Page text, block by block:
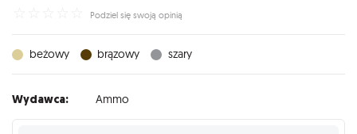
Podziel się swoją opinią
beżowy brązowy szary
Wydawca: Ammo